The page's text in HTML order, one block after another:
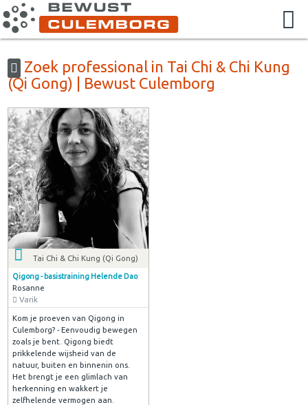
Zoek professional in Tai Chi & Chi Kung
(Qi Gong) | Bewust Culemborg
Tai Chi & Chi Kung (Qi Gong)
Qigong - basistraining Helende Dao
Rosanne
Varik
Kom je proeven van Qigong in
Culemborg? - Eenvoudig bewegen
zoals je bent. Qigong biedt
prikkelende wijsheid van de
natuur, buiten en binnenin ons.
Het brengt je een glimlach van
herkenning en wakkert je
zelfhelende vermogen aan.